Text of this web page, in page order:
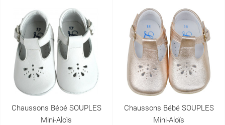
Chaussons Bébé SOUPLES
Mini-Aloïs
Chaussons Bébé SOUPLES
Mini-Aloïs